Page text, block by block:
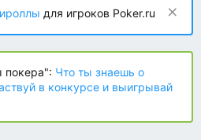
для игроков Poker.ru
покера": Что ты знаешь о
в конкурсе и выигрывай